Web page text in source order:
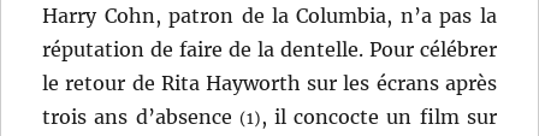
Harry Cohn, patron de la Columbia, n’a pas la
réputation de faire de la dentelle. Pour célébrer
le retour de Rita Hayworth sur les écrans après
trois ans d’absence (1), il concocte un film sur